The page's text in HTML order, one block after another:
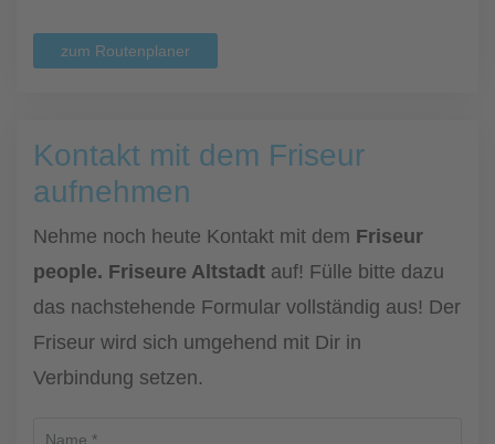
zum Routenplaner
Kontakt mit dem Friseur
aufnehmen
Nehme noch heute Kontakt mit dem Friseur
people. Friseure Altstadt auf! Fülle bitte dazu
das nachstehende Formular vollständig aus! Der
Friseur wird sich umgehend mit Dir in
Verbindung setzen.